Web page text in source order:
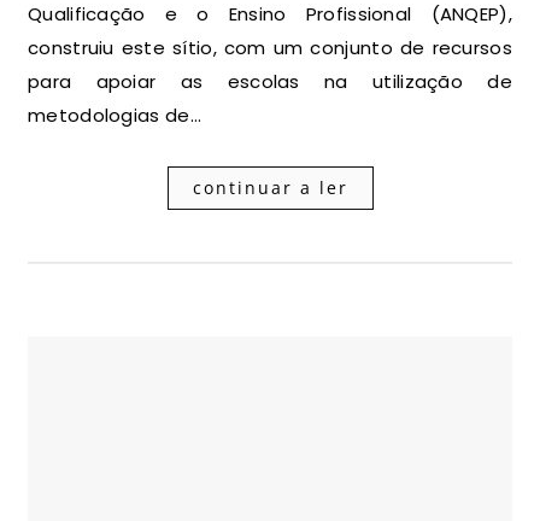
Qualificação e o Ensino Profissional (ANQEP),
construiu este sítio, com um conjunto de recursos
para apoiar as escolas na utilização de
metodologias de…
continuar a ler